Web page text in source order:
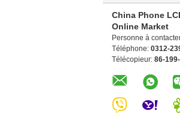
China Phone
Online Market
Personne à
Téléphone: 0312-
Télécopieur: 86-